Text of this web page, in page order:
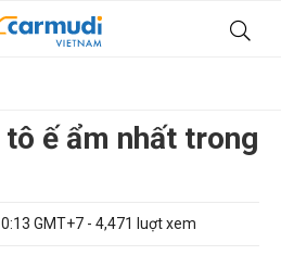
ế ẩm nhất trong
GMT+7 - 4,471 luợt xem